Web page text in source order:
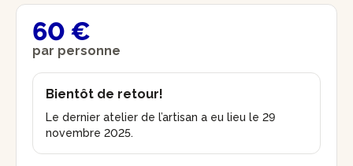
60 €
par personne
Bientôt de retour!
Le dernier atelier de l’artisan a eu lieu le 29
novembre 2025.